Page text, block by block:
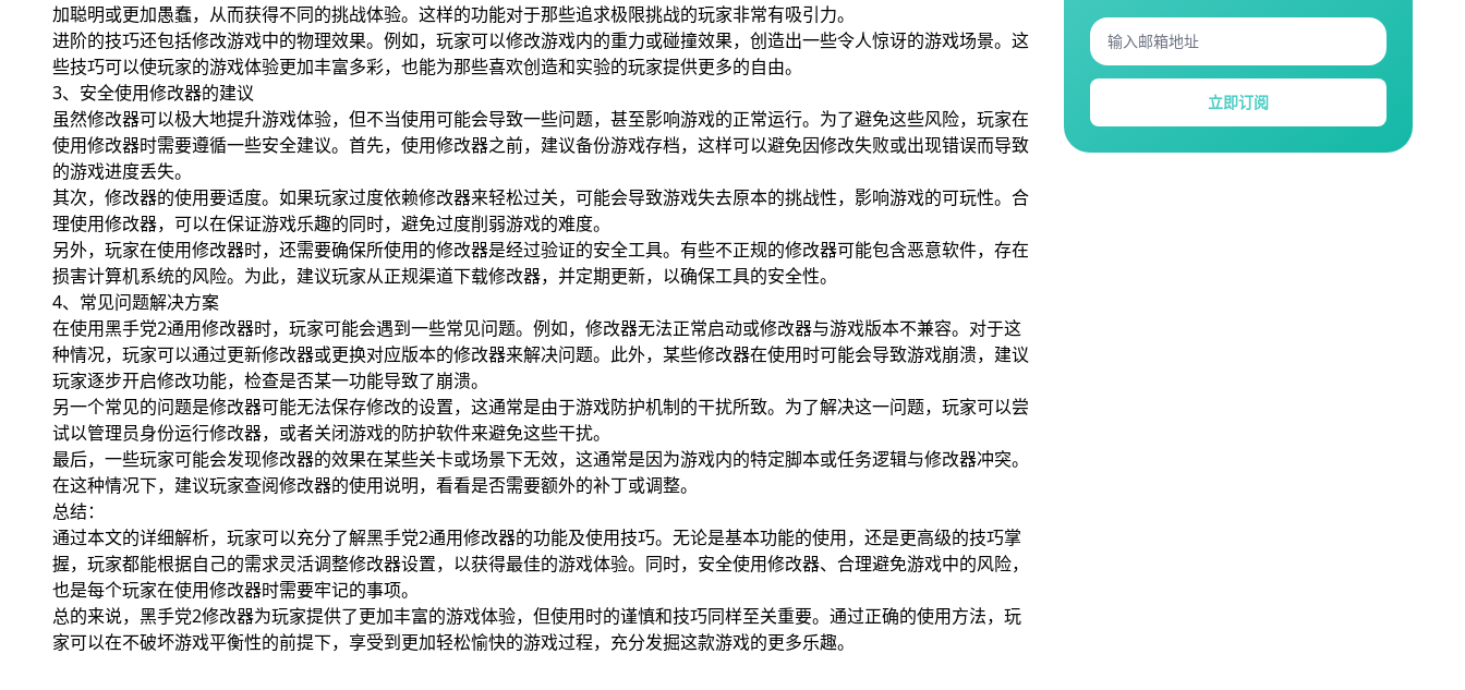
加聪明或更加愚蠢，从而获得不同的挑战体验。这样的功能对于那些追求极限挑战的玩家非常有吸引力。
进阶的技巧还包括修改游戏中的物理效果。例如，玩家可以修改游戏内的重力或碰撞效果，创造出一些令人惊讶的游戏场景。这
些技巧可以使玩家的游戏体验更加丰富多彩，也能为那些喜欢创造和实验的玩家提供更多的自由。
3、安全使用修改器的建议
虽然修改器可以极大地提升游戏体验，但不当使用可能会导致一些问题，甚至影响游戏的正常运行。为了避免这些风险，玩家在
使用修改器时需要遵循一些安全建议。首先，使用修改器之前，建议备份游戏存档，这样可以避免因修改失败或出现错误而导致
的游戏进度丢失。
其次，修改器的使用要适度。如果玩家过度依赖修改器来轻松过关，可能会导致游戏失去原本的挑战性，影响游戏的可玩性。合
理使用修改器，可以在保证游戏乐趣的同时，避免过度削弱游戏的难度。
另外，玩家在使用修改器时，还需要确保所使用的修改器是经过验证的安全工具。有些不正规的修改器可能包含恶意软件，存在
损害计算机系统的风险。为此，建议玩家从正规渠道下载修改器，并定期更新，以确保工具的安全性。
4、常见问题解决方案
在使用黑手党2通用修改器时，玩家可能会遇到一些常见问题。例如，修改器无法正常启动或修改器与游戏版本不兼容。对于这
种情况，玩家可以通过更新修改器或更换对应版本的修改器来解决问题。此外，某些修改器在使用时可能会导致游戏崩溃，建议
玩家逐步开启修改功能，检查是否某一功能导致了崩溃。
另一个常见的问题是修改器可能无法保存修改的设置，这通常是由于游戏防护机制的干扰所致。为了解决这一问题，玩家可以尝
试以管理员身份运行修改器，或者关闭游戏的防护软件来避免这些干扰。
最后，一些玩家可能会发现修改器的效果在某些关卡或场景下无效，这通常是因为游戏内的特定脚本或任务逻辑与修改器冲突。
在这种情况下，建议玩家查阅修改器的使用说明，看看是否需要额外的补丁或调整。
总结：
通过本文的详细解析，玩家可以充分了解黑手党2通用修改器的功能及使用技巧。无论是基本功能的使用，还是更高级的技巧掌
握，玩家都能根据自己的需求灵活调整修改器设置，以获得最佳的游戏体验。同时，安全使用修改器、合理避免游戏中的风险，
也是每个玩家在使用修改器时需要牢记的事项。
总的来说，黑手党2修改器为玩家提供了更加丰富的游戏体验，但使用时的谨慎和技巧同样至关重要。通过正确的使用方法，玩
家可以在不破坏游戏平衡性的前提下，享受到更加轻松愉快的游戏过程，充分发掘这款游戏的更多乐趣。
立即订阅